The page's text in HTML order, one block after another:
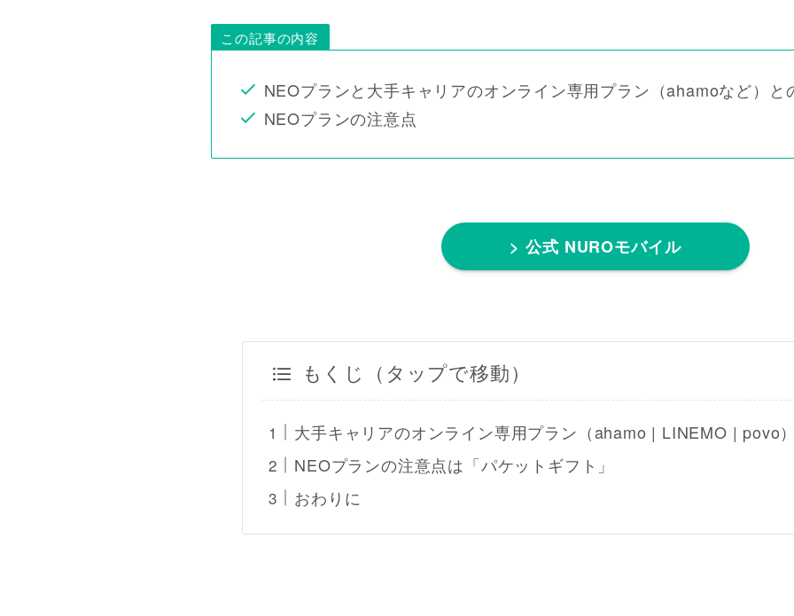
この記事の内容
NEOプランと大手キャリアのオンライン専用プラン（ahamoなど）と
NEOプランの注意点
> 公式 NUROモバイル
もくじ（タップで移動）
大手キャリアのオンライン専用プラン（ahamo | LINEMO | povo
NEOプランの注意点は「パケットギフト」
おわりに